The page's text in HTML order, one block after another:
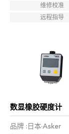
维修校准
远程指导
数显橡胶硬度计
品牌 :日本·Asker